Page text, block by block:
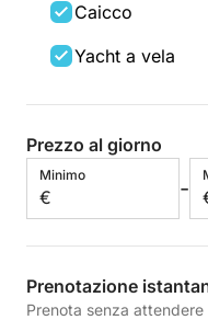
Caicco
Yacht a vela
Prezzo al giorno
Minimo
€ -
Prenotazione
Prenota senza attendere